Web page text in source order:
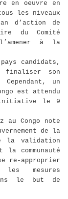
en oeuvre en
les niveaux
d’action de
du Comité
à la
candidats,
finaliser son
un
est attendu
le 9
au Congo note
de la
la validation
la communauté
re-approprier
mesures
le but de